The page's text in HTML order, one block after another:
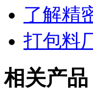
了解精
打包料
相关产品